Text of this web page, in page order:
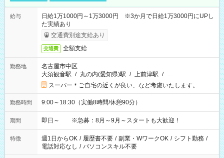
給与
日給1万1000円～1万3000円 ※3か月で日給1万3000円にUPし
た実績あり
交通費別途支給あり
交通費 全額支給
勤務地
名古屋市中区
大須観音駅 / 丸の内(愛知県)駅 / 上前津駅 / …
スーパー＊ご自宅の近くが良い、など考慮いたします。
勤務時間 9:00～18:30（実働8時間/休憩90分）
期間 即日～ ※急募：8月～9月～スタートも大歓迎！
特徴 週1日からOK / 履歴書不要 / 副業・WワークOK / シフト勤務 /
電話対応なし / パソコンスキル不要